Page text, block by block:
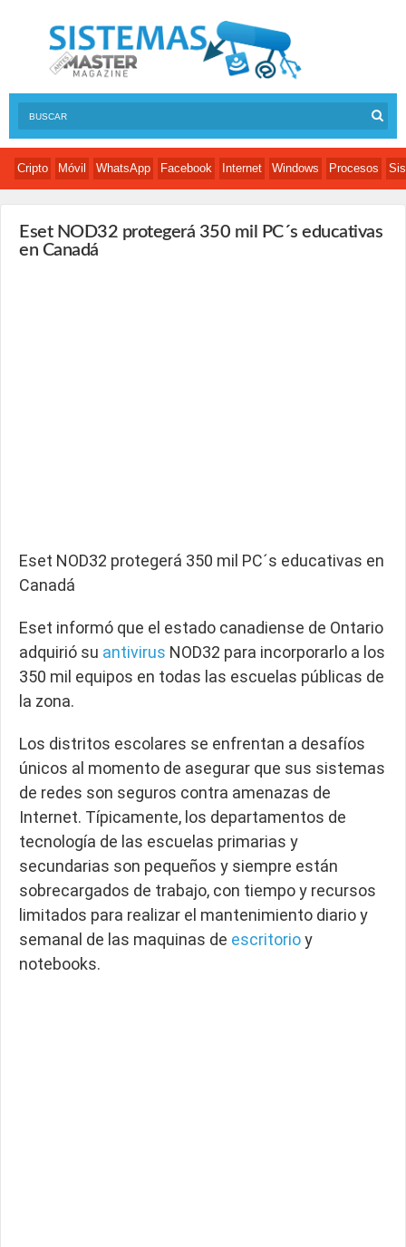
Cripto Móvil WhatsApp Facebook Internet Windows Procesos
Eset NOD32 protegerá 350 mil PC´s educativas
en Canadá
Eset NOD32 protegerá 350 mil PC´s educativas en
Canadá
Eset informó que el estado canadiense de Ontario
adquirió su antivirus NOD32 para incorporarlo a los
350 mil equipos en todas las escuelas públicas de
la zona.
Los distritos escolares se enfrentan a desafíos
únicos al momento de asegurar que sus sistemas
de redes son seguros contra amenazas de
Internet. Típicamente, los departamentos de
tecnología de las escuelas primarias y
secundarias son pequeños y siempre están
sobrecargados de trabajo, con tiempo y recursos
limitados para realizar el mantenimiento diario y
semanal de las maquinas de escritorioy
notebooks.